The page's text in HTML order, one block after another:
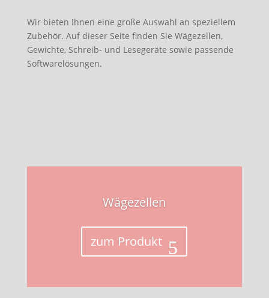
Wir bieten Ihnen eine große Auswahl an speziellem
Zubehör. Auf dieser Seite finden Sie Wägezellen,
Gewichte, Schreib- und Lesegeräte sowie passende
Softwarelösungen.
Wägezellen
zum Produkt